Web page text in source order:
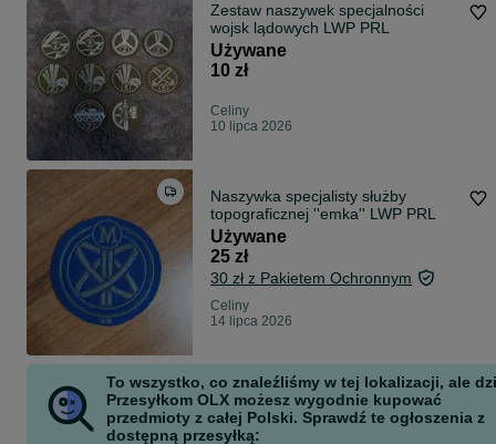
Zestaw naszywek specjalności
wojsk lądowych LWP PRL
Używane
10 zł
Celiny
10 lipca 2026
Naszywka specjalisty służby
topograficznej ''emka'' LWP PRL
Używane
25 zł
30 zł z Pakietem Ochronnym
Celiny
14 lipca 2026
To wszystko, co znaleźliśmy w tej lokalizacji, ale
Przesyłkom OLX możesz wygodnie kupować
przedmioty z całej Polski. Sprawdź te ogłoszenia z
dostępną przesyłką: